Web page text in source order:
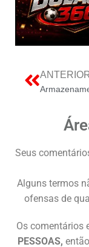
Seus
Alguns termos
ofensas de
Os comentários
PESSOAS,